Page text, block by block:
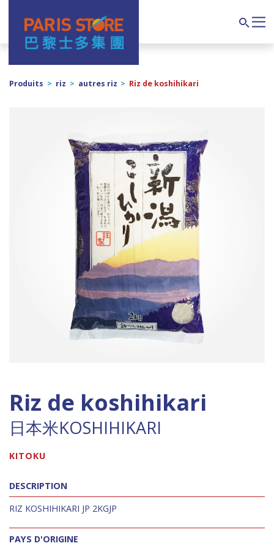
Navigation principale
Produits > riz > autres riz > Riz de koshihikari
Riz de koshihikari
日本米KOSHIHIKARI
KITOKU
DESCRIPTION
RIZ KOSHIHIKARI JP 2KGJP
PAYS D'ORIGINE